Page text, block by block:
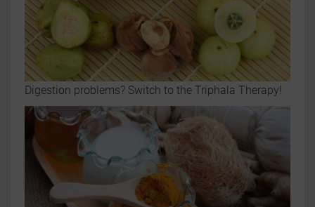
Digestion problems? Switch to the Triphala Therapy!